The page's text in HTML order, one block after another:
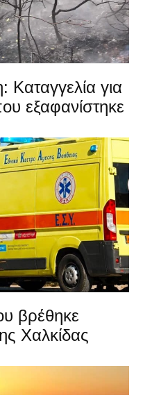
Καταγγελία για
εξαφανίστηκε
βρέθηκε
Χαλκίδας